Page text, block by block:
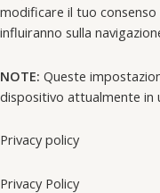
modificare il tuo
influiranno sulla
NOTE: Queste
dispositivo attualmente in
Privacy policy
Privacy Policy